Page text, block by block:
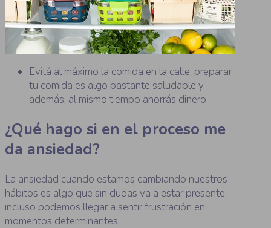
Evitá al máximo la comida en la calle; preparar
tu comida es algo bastante saludable y
además, al mismo tiempo ahorrás dinero.
¿Qué hago si en el proceso me
da ansiedad?
La ansiedad cuando estamos cambiando nuestros
hábitos es algo que sin dudas va a estar presente,
incluso podemos llegar a sentir frustración en
momentos determinantes.